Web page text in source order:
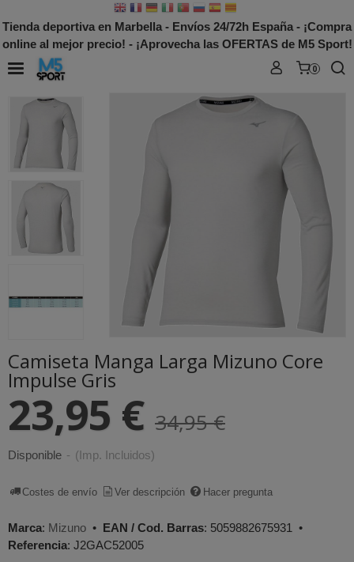
Tienda deportiva en Marbella - Envíos 24/72h España - ¡Compra
online al mejor precio! - ¡Aprovecha las OFERTAS de M5 Sport!
0
Camiseta Manga Larga Mizuno Core
Impulse Gris
23,95 € 34,95 €
Disponible - (Imp. Incluidos)
Costes de envío Ver descripción Hacer pregunta
Marca: Mizuno • EAN / Cod. Barras: 5059882675931
•
Referencia: J2GAC52005